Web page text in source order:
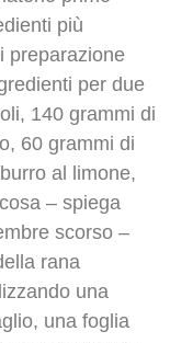
più
preparazione
per due
140 grammi di
60 grammi di
al limone,
– spiega
scorso –
rana
una
una foglia